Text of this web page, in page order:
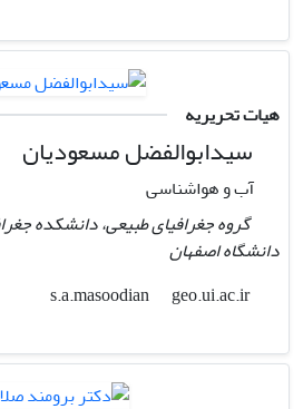
هیات تحریریه
سیدابوالفضل مسعودیان
آب و هواشناسی
گروه جغرافیای طبیعی، دانشکده
دانشگاه اصفهان
s.a.masoodian
geo.ui.ac.ir